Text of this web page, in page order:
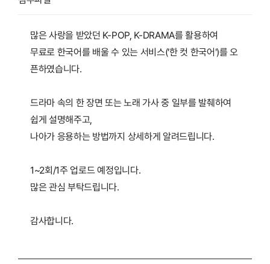
많은 사랑을 받았던 K-POP, K-DRAMA를 활용하여
무료로 한국어를 배울 수 있는 서비스('한 컷 한국어')를 오
픈하였습니다.
드라마 속의 한 장면 또는 노래 가사 중 일부를 발췌하여
쉽게 설명해주고,
나아가 응용하는 방법까지 상세하게 알려드립니다.
1~2회/1주 업로드 예정입니다.
많은 관심 부탁드립니다.
감사합니다.